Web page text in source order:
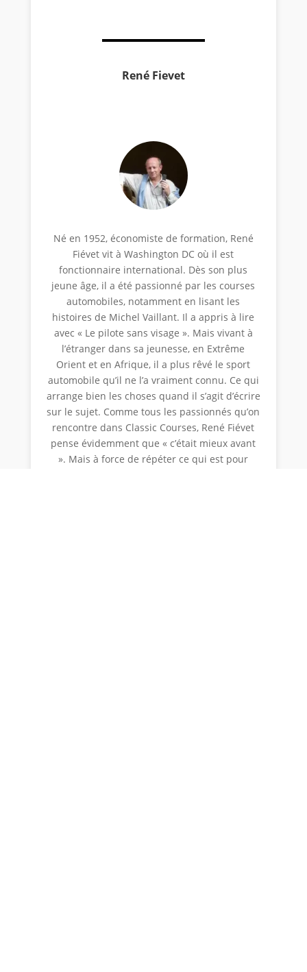
René Fievet
Né en 1952, économiste de formation, René
Fiévet vit à Washington DC où il est
fonctionnaire international. Dès son plus
jeune âge, il a été passionné par les courses
automobiles, notamment en lisant les
histoires de Michel Vaillant. Il a appris à lire
avec « Le pilote sans visage ». Mais vivant à
l’étranger dans sa jeunesse, en Extrême
Orient et en Afrique, il a plus rêvé le sport
automobile qu’il ne l’a vraiment connu. Ce qui
arrange bien les choses quand il s’agit d’écrire
sur le sujet. Comme tous les passionnés qu’on
rencontre dans Classic Courses, René Fiévet
pense évidemment que « c’était mieux avant
». Mais à force de répéter ce qui est pour